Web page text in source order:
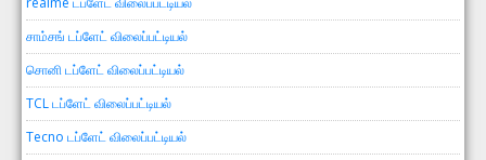
சாம்சங் டப்ளேட் விலைப்பட்டியல்
சொனி டப்ளேட் விலைப்பட்டியல்
TCL டப்ளேட் விலைப்பட்டியல்
Tecno டப்ளேட் விலைப்பட்டியல்